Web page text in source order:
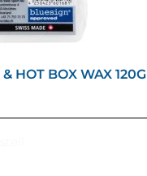
HOT BOX WAX 120G